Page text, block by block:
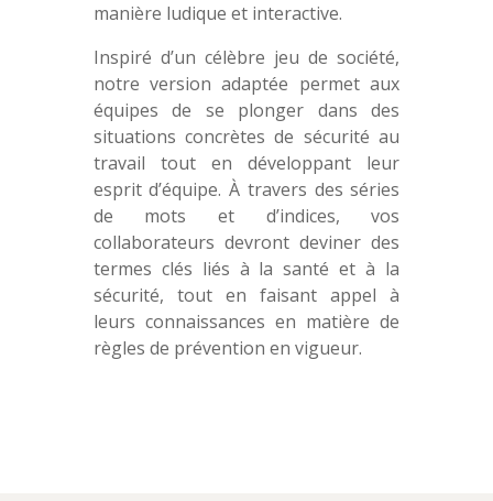
manière ludique et interactive.
Inspiré d’un célèbre jeu de société,
notre version adaptée permet aux
équipes de se plonger dans des
situations concrètes de sécurité au
travail tout en développant leur
esprit d’équipe. À travers des séries
de mots et d’indices, vos
collaborateurs devront deviner des
termes clés liés à la santé et à la
sécurité, tout en faisant appel à
leurs connaissances en matière de
règles de prévention en vigueur.